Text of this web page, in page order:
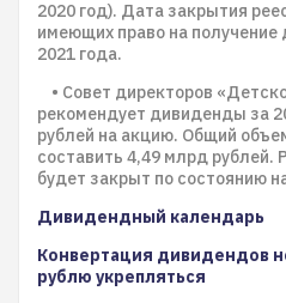
2020 год). Дата закрытия
имеющих право на
2021 года.
• Совет директоров
рекомендует дивиденды за
рублей на акцию. Общий
составить 4,49 млрд рублей.
будет закрыт по состоянию
Дивидендный календарь
Конвертация дивидендов
рублю укрепляться